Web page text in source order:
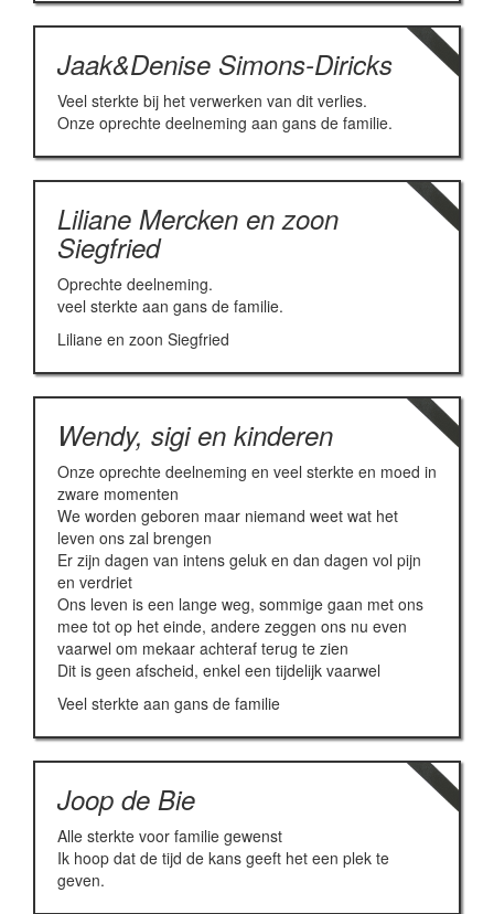
Jaak&Denise Simons-Diricks
Veel sterkte bij het verwerken van dit verlies.
Onze oprechte deelneming aan gans de familie.
Liliane Mercken en zoon
Siegfried
Oprechte deelneming.
veel sterkte aan gans de familie.
Liliane en zoon Siegfried
Wendy, sigi en kinderen
Onze oprechte deelneming en veel sterkte en moed in
zware momenten
We worden geboren maar niemand weet wat het
leven ons zal brengen
Er zijn dagen van intens geluk en dan dagen vol pijn
en verdriet
Ons leven is een lange weg, sommige gaan met ons
mee tot op het einde, andere zeggen ons nu even
vaarwel om mekaar achteraf terug te zien
Dit is geen afscheid, enkel een tijdelijk vaarwel
Veel sterkte aan gans de familie
Joop de Bie
Alle sterkte voor familie gewenst
Ik hoop dat de tijd de kans geeft het een plek te
geven.